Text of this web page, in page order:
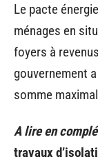
Le pacte
ménages en
foyers à
gouvernement
somme
A lire en
travaux